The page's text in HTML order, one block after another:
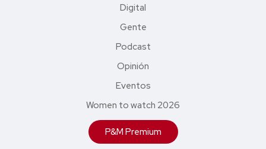
Digital
Gente
Podcast
Opinión
Eventos
Women to watch 2026
P&M Premium